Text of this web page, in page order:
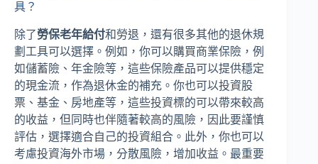
具？
除了勞保老年給付和勞退，還有很多其他的退休規
劃工具可以選擇。例如，你可以購買商業保險，例
如儲蓄險、年金險等，這些保險產品可以提供穩定
的現金流，作為退休金的補充。你也可以投資股
票、基金、房地產等，這些投資標的可以帶來較高
的收益，但同時也伴隨著較高的風險，因此要謹慎
評估，選擇適合自己的投資組合。此外，你也可以
考慮投資海外市場，分散風險，增加收益。最重要